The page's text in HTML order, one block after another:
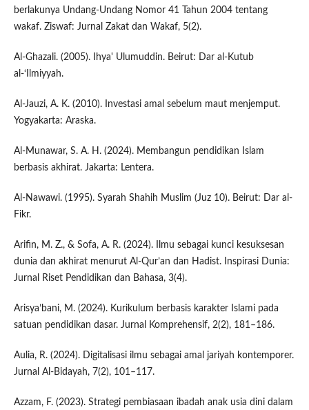
berlakunya Undang-Undang Nomor 41 Tahun 2004 tentang
wakaf. Ziswaf: Jurnal Zakat dan Wakaf, 5(2).
Al-Ghazali. (2005). Ihya' Ulumuddin. Beirut: Dar al-Kutub
al-‘Ilmiyyah.
Al-Jauzi, A. K. (2010). Investasi amal sebelum maut menjemput.
Yogyakarta: Araska.
Al-Munawar, S. A. H. (2024). Membangun pendidikan Islam
berbasis akhirat. Jakarta: Lentera.
Al-Nawawi. (1995). Syarah Shahih Muslim (Juz 10). Beirut: Dar al-
Fikr.
Arifin, M. Z., & Sofa, A. R. (2024). Ilmu sebagai kunci kesuksesan
dunia dan akhirat menurut Al-Qur’an dan Hadist. Inspirasi Dunia:
Jurnal Riset Pendidikan dan Bahasa, 3(4).
Arisya’bani, M. (2024). Kurikulum berbasis karakter Islami pada
satuan pendidikan dasar. Jurnal Komprehensif, 2(2), 181–186.
Aulia, R. (2024). Digitalisasi ilmu sebagai amal jariyah kontemporer.
Jurnal Al-Bidayah, 7(2), 101–117.
Azzam, F. (2023). Strategi pembiasaan ibadah anak usia dini dalam